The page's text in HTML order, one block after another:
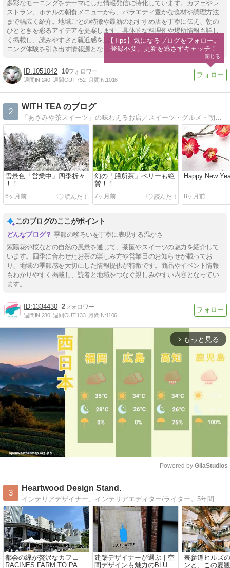
多彩なモーニングをテーマにした情報発信に特化しています。カフェやレ
ストラン、ホテルの朝食メニューから、バラエティ豊かな食材や調理方法
まで幅広く紹介。地域ごとの特徴や最新のおすすめ店を丁寧に伝え、朝の
ひとときを彩るアイデアを提案します。具体的な料理例や場所情報も詳し
く掲載し、読みやすさと親近感を追求。日常の中に登場する魅力的なモー
ニング体験を引き出す情報源となっています。
1051042 10
週間IN:240 週間OUT:752 月間IN:1016
2
WITH TEA のブログ
「あさみや茶スイーツ」の味わえるお店／スイーツ・グルメ・朝宮茶・信楽焼の事などを書いています！見ていって下さいね！！
雪景色「営業中」四季折々
！！
6ヶ月前
幻の「膳所茶」ペリーも絶
賛！！
7ヶ月前
Happy New
8ヶ月前
このブログのここがポイント
季節の移ろいを丁寧に表現する温かさ
紫陽花や桜などの自然の風景を通じて、茶園やスイーツの魅力を紹介して
います。四季に合わせたお茶の楽しみ方や営業日のお知らせが載ってお
り、地域の季節感を大切にした情報提供が特徴です。商品やイベント情報
もわかりやすく掲載し、読者と地域をつなぐ親しみやすい内容となってい
ます。
1334430 2
週間IN:230 週間OUT:133 月間IN:1106
arrow_forward_ios もっと見る
Powered by GliaStudios
3
Heartwood Design Stand.
インテリアデザイナー、インテリアエディター/ライター。5年間のアメリカ生活を経て、日本に舞い戻ってまいりました：）海外旅行、建築・インテリア、海外ドラマ、cafe巡りetc. 好きなものたちを写真とともにbloggingします♪
都会の緑が贅沢なカフェ -
RACINES FARM TO PARK
建築デザイナーが選ぶ｜空
間デザインも魅力のBLUE
表参道ヒルズ
ンと、この夏
【Tips】気になるブログをフォロー。
登録不要。更新を逃さずキャッチ！
閉じる